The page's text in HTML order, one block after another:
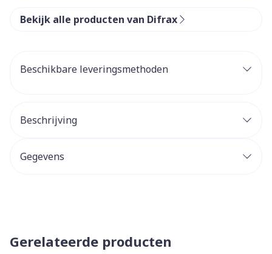
Bekijk alle producten van Difrax
Beschikbare leveringsmethoden
Beschrijving
Gegevens
Gerelateerde producten